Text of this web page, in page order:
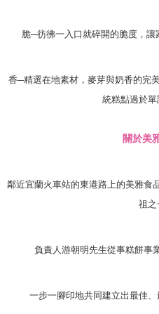
脆─彷彿一入口就碎開的脆度，讓
香─精選在地素材，麥芽與奶香的完
統糕點過於
關於美
鄰近宜蘭火車站的東港路上的美雅食
祖之
負責人游朝明先生從事糕餅事
一步一腳印地共同建立出最佳、